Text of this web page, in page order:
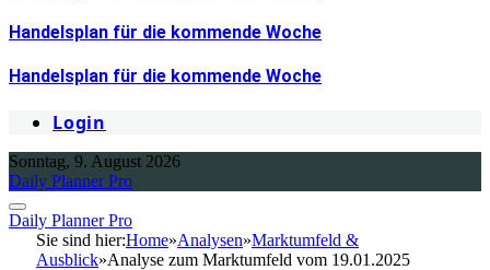
Handelsplan für die kommende Woche
Handelsplan für die kommende Woche
Login
Sonntag, 9. August 2026
Daily Planner Pro
Daily Planner Pro
Sie sind hier:Home»Analysen»Marktumfeld &
Ausblick»Analyse zum Marktumfeld vom 19.01.2025